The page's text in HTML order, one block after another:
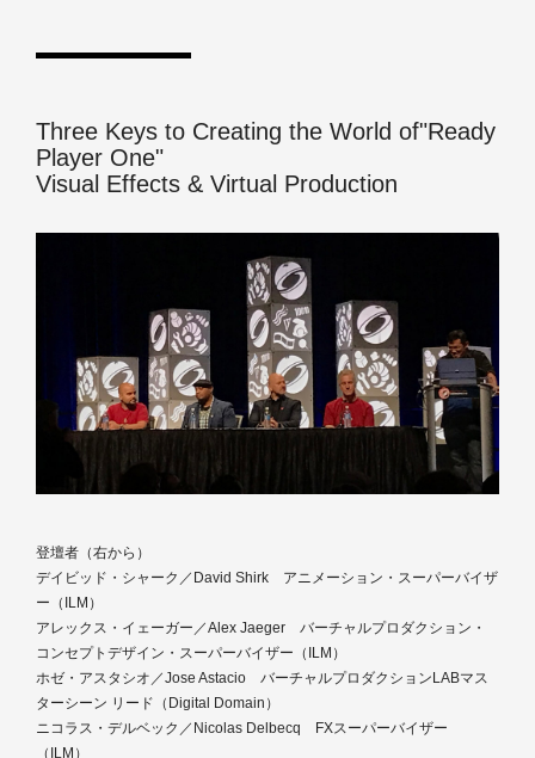
Three Keys to Creating the World of"Ready
Player One"
Visual Effects & Virtual Production
登壇者（右から）
デイビッド・シャーク／David Shirk アニメーション・スーパーバイザ
ー（ILM）
アレックス・イェーガー／Alex Jaeger バーチャルプロダクション・
コンセプトデザイン・スーパーバイザー（ILM）
ホゼ・アスタシオ／Jose Astacio バーチャルプロダクションLABマス
ターシーン リード（Digital Domain）
ニコラス・デルベック／Nicolas Delbecq FXスーパーバイザー
（ILM）